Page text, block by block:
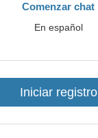
Comenzar chat
En español
Iniciar registro